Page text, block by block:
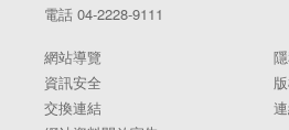
電話 04-2228-9111
網站導覽
資訊安全
交換連結